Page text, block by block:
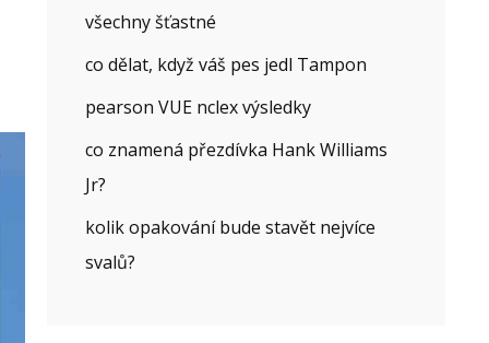
všechny šťastné
co dělat, když váš pes jedl Tampon
pearson VUE nclex výsledky
co znamená přezdívka Hank Williams
Jr?
kolik opakování bude stavět nejvíce
svalů?